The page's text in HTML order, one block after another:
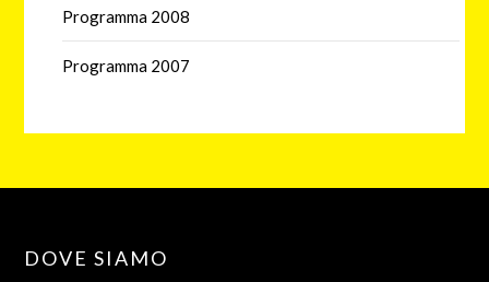
Programma 2008
Programma 2007
DOVE SIAMO